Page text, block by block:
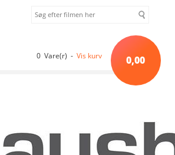
0 Vare(r) - Vis kurv 0,00